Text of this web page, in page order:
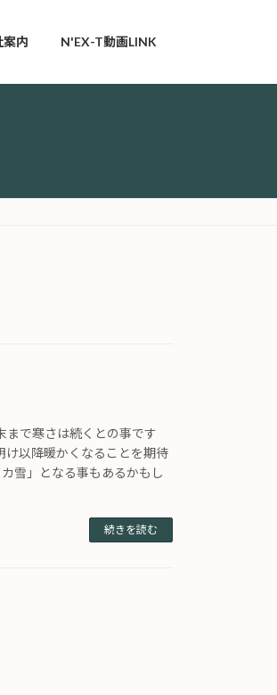
案内 N'EX-T動画LINK
まで寒さは続くとの事です
け以降暖かくなることを期待
雪」となる事もあるかもし
続きを読む